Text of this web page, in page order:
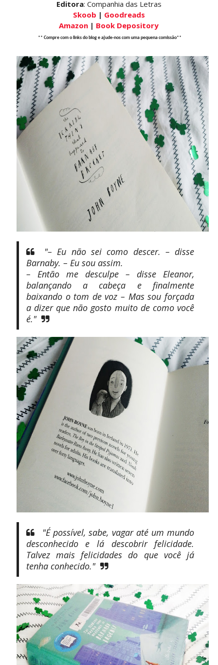
Editora: Companhia das Letras
Skoob | Goodreads
Amazon | Book Depository
** Compre com o links do blog e ajude-nos com uma pequena comissão**
"– Eu não sei como descer. – disse
Barnaby. – Eu sou assim.
– Então me desculpe – disse Eleanor,
balançando a cabeça e finalmente
baixando o tom de voz – Mas sou forçada
a dizer que não gosto muito de como você
é."
"É possível, sabe, vagar até um mundo
desconhecido e lá descobrir felicidade.
Talvez mais felicidades do que você já
tenha conhecido."